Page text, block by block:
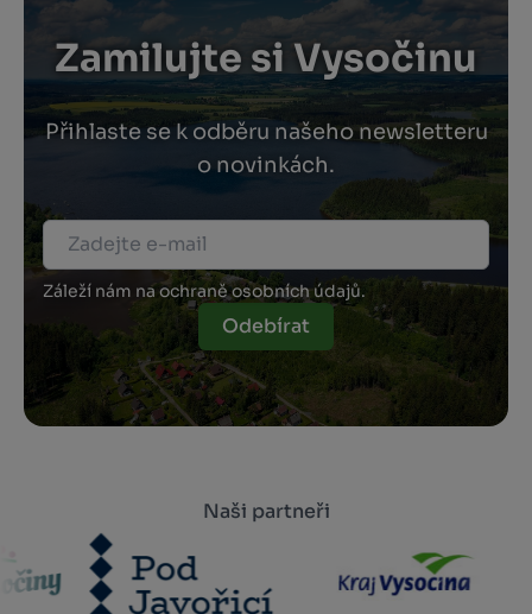
Zamilujte si Vysočinu
Přihlaste se k odběru našeho newsletteru
o novinkách.
Záleží nám na ochraně osobních údajů.
Odebírat
Naši partneři